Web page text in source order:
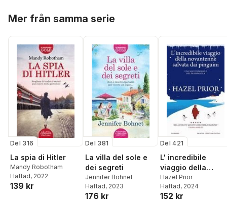
Mer från samma serie
Del 316
La spia di Hitler
Mandy Robotham
Häftad, 2022
139 kr
Del 381
La villa del sole e
dei segreti
Jennifer Bohnet
Häftad, 2023
176 kr
Del 421
L' incredibile
viaggio della
novantenne
salvata dai
Hazel Prior
Häftad, 2024
152 kr